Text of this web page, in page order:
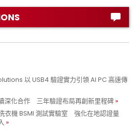
以 USB4 驗證實力引領 AI PC 高速傳
深化合作 三年驗證布局再創新里程碑
衣機 BSMI 測試實驗室 強化在地認證量